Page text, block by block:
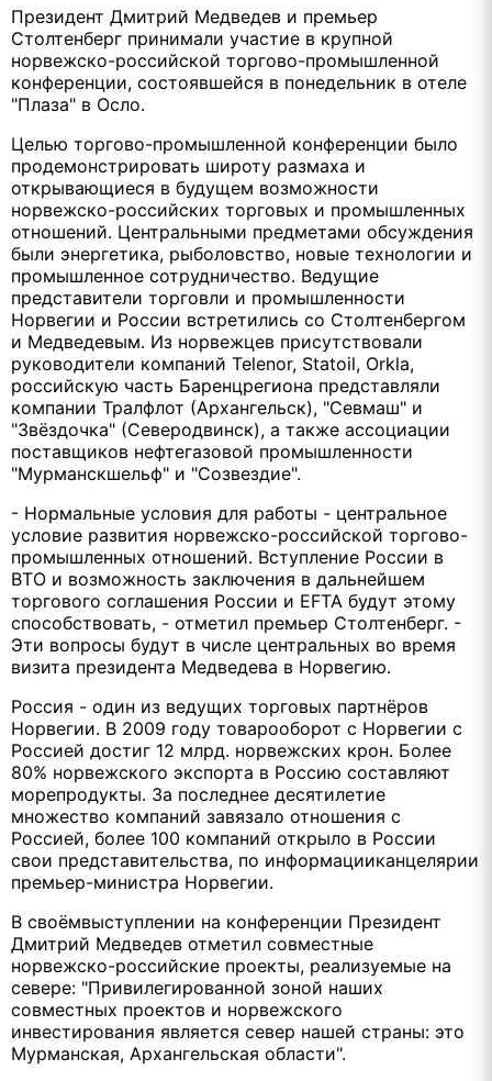
Президент Дмитрий Медведев и премьер
Столтенберг принимали участие в крупной
норвежско-российской торгово-промышленной
конференции, состоявшейся в понедельник в отеле
"Плаза" в Осло.
Целью торгово-промышленной конференции было
продемонстрировать широту размаха и
открывающиеся в будущем возможности
норвежско-российских торговых и промышленных
отношений. Центральными предметами обсуждения
были энергетика, рыболовство, новые технологии и
промышленное сотрудничество. Ведущие
представители торговли и промышленности
Норвегии и России встретились со Столтенбергом
и Медведевым. Из норвежцев присутствовали
руководители компаний Telenor, Statoil, Orkla,
российскую часть Баренцрегиона представляли
компании Тралфлот (Архангельск), "Севмаш" и
"Звёздочка" (Северодвинск), а также ассоциации
поставщиков нефтегазовой промышленности
"Мурманскшельф" и "Созвездие".
- Нормальные условия для работы - центральное
условие развития норвежско-российской торгово-
промышленных отношений. Вступление России в
ВТО и возможность заключения в дальнейшем
торгового соглашения России и EFTA будут этому
способствовать, - отметил премьер Столтенберг. -
Эти вопросы будут в числе центральных во время
визита президента Медведева в Норвегию.
Россия - один из ведущих торговых партнёров
Норвегии. В 2009 году товарооборот с Норвегии с
Россией достиг 12 млрд. норвежских крон. Более
80% норвежского экспорта в Россию составляют
морепродукты. За последнее десятилетие
множество компаний завязало отношения с
Россией, более 100 компаний открыло в России
свои представительства, по информацииканцелярии
премьер-министра Норвегии.
В своёмвыступлении на конференции Президент
Дмитрий Медведев отметил совместные
норвежско-российские проекты, реализуемые на
севере: "Привилегированной зоной наших
совместных проектов и норвежского
инвестирования является север нашей страны: это
Мурманская, Архангельская области".